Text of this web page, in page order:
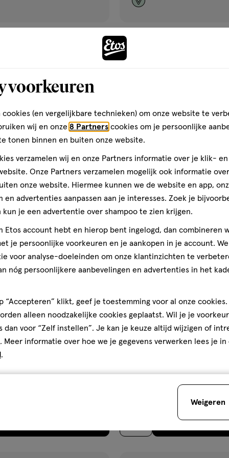
Toevoegenverhoog aantal met één ,Limiet bereikt.Je kan
lotion
50 ML
Etos Kids Zonnebrand Lotion
2 Toevoegen
2
€ 7.75
7.75
Je kan
toevoegen
verlanglijst
ML
Etos Zonnebrand Lotion
Gratis bezorging vanaf €35 Gratis retour binnen 30
voorkeuren
cookies (en vergelijkbare technieken) om onze website te
wij en onze 8 Partners cookies om je persoonlijke
tonen binnen en buiten onze website.
verzamelen wij en onze Partners informatie over je klik-
Onze Partners verzamelen mogelijk ook informatie
onze website. Hiermee kunnen we de website en app,
en advertenties aanpassen aan je interesses. Zoek je
kun je een advertentie over shampoo te zien krijgen.
Etos account hebt en hierop bent ingelogd, dan combineren
je persoonlijke voorkeuren en je aankopen in je account.
voor analyse-doeleinden om onze klantinzichten te
nóg persoonlijkere aanbevelingen en advertenties in het
“Accepteren” klikt, geef je toestemming voor al onze cookies.
alleen noodzakelijke cookies geplaatst. Wil je je
dan voor “Zelf instellen”. Je kan je keuze altijd wijzigen of
. Meer informatie over hoe we je gegevens verwerken lees je in
.
Weigeren